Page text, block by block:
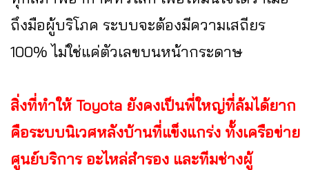
ถึงมือผู้บริโภค ระบบจะต้องมีความเสถียร
100% ไม่ใช่แค่ตัวเลขบนหน้ากระดาษ
สิ่งที่ทำให้ Toyota ยังคงเป็นพี่ใหญ่ที่ล้มได้ยาก
คือระบบนิเวศหลังบ้านที่แข็งแกร่ง ทั้งเครือข่าย
ศูนย์บริการ อะไหล่สำรอง และทีมช่างผู้